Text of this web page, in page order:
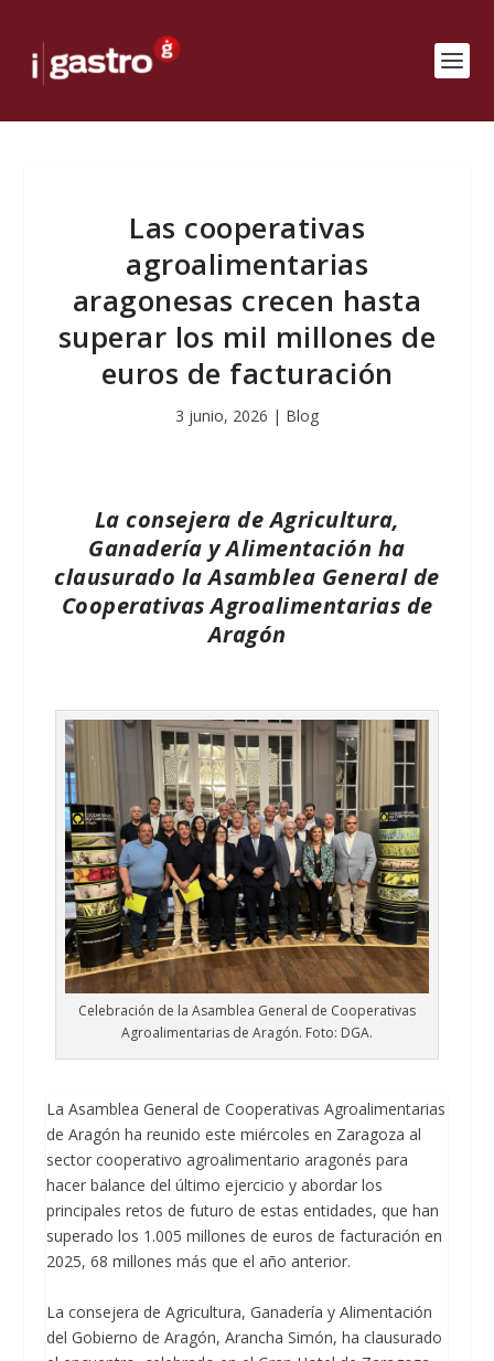
Las cooperativas
agroalimentarias
aragonesas crecen hasta
superar los mil millones de
euros de facturación
3 junio, 2026 | Blog
La consejera de Agricultura,
Ganadería y Alimentación ha
clausurado la Asamblea General de
Cooperativas Agroalimentarias de
Aragón
Celebración de la Asamblea General de Cooperativas
Agroalimentarias de Aragón. Foto: DGA.
La Asamblea General de Cooperativas Agroalimentarias
de Aragón ha reunido este miércoles en Zaragoza al
sector cooperativo agroalimentario aragonés para
hacer balance del último ejercicio y abordar los
principales retos de futuro de estas entidades, que han
superado los 1.005 millones de euros de facturación en
2025, 68 millones más que el año anterior.
La consejera de Agricultura, Ganadería y Alimentación
del Gobierno de Aragón, Arancha Simón, ha clausurado